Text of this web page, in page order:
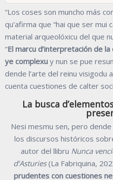
“Los coses son muncho más
qu’afirma que “hai que ser mui
material arqueolóxicu del que
“El marcu d’interpretación de
ye complexu y nun se pue
dende l’arte del reinu visigodu
cuenta cuestiones de calter
La busca
Nesi mesmu sen, pero
los discursos históricos
autor del llibru Nunca
d’Asturies(La Fabriquina,
prudentes con cuestiones